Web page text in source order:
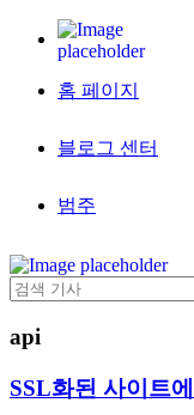
홈 페이지
블로그 센터
범주
api
SSL화된 사이트